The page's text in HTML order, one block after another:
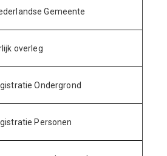
Gemeente
overleg
Ondergrond
Personen